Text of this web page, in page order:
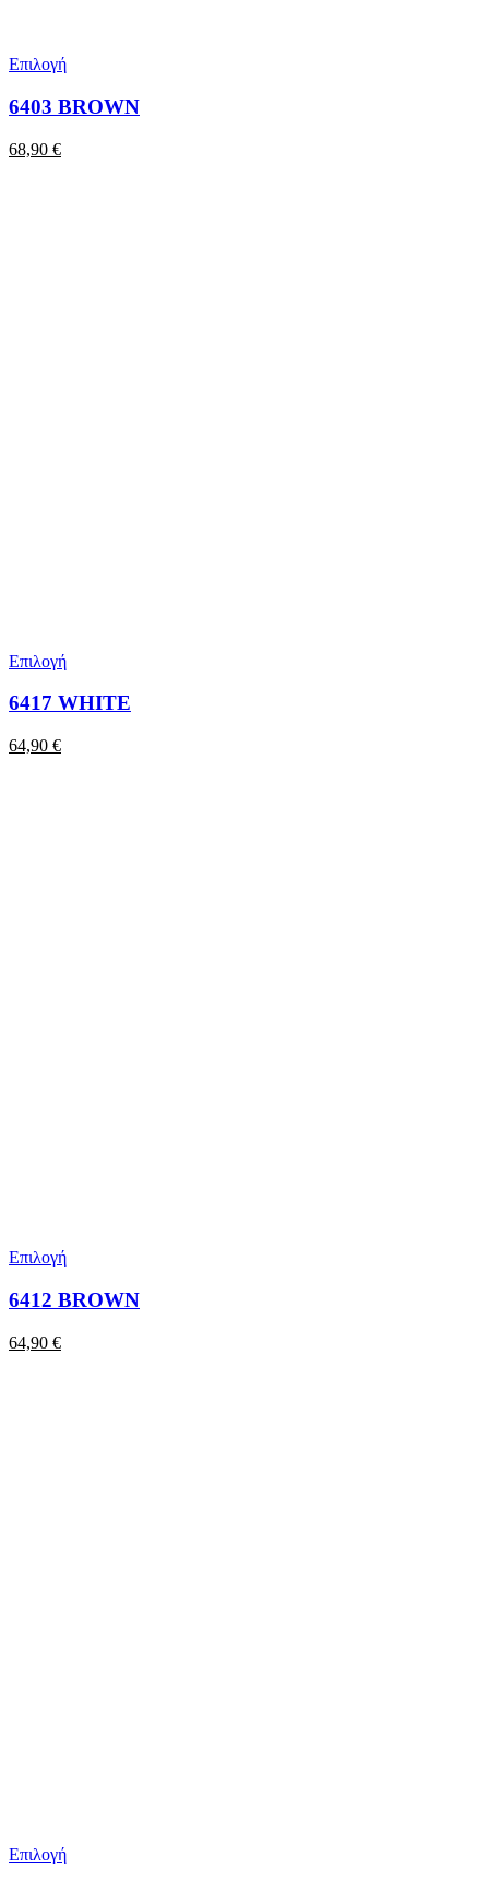
Επιλογή
6403 BROWN
68,90 €
Επιλογή
6417 WHITE
64,90 €
Επιλογή
6412 BROWN
64,90 €
Επιλογή